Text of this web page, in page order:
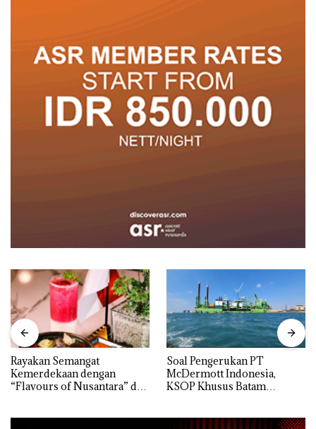
Rayakan Semangat
Kemerdekaan dengan
“Flavours of Nusantara” di
‎Soal Pengerukan PT
McDermott Indonesia,
KSOP Khusus Batam